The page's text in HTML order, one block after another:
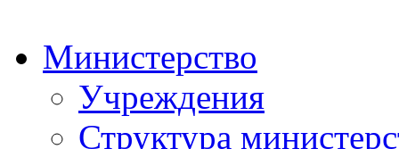
Министерство
Учреждения
Структура